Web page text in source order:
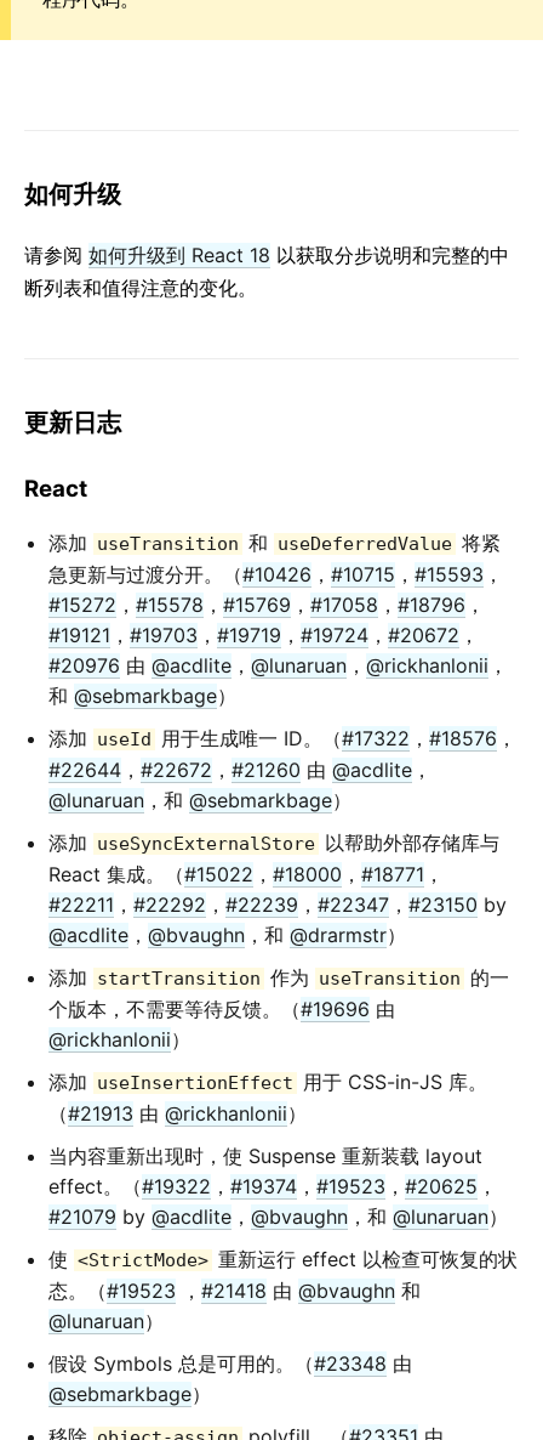
如何升级
请参阅 如何升级到 React 18 以获取分步说明和完整的中
断列表和值得注意的变化。
更新日志
React
添加 useTransition 和 useDeferredValue 将紧
急更新与过渡分开。（#10426 ， #10715 ， #15593 ，
#15272 ， #15578 ， #15769 ， #17058 ， #18796 ，
#19121 ， #19703 ， #19719 ， #19724 ， #20672 ，
#20976 由 @acdlite ， @lunaruan ， @rickhanlonii ，
和 @sebmarkbage）
添加 useId 用于生成唯一 ID。（#17322 ， #18576 ，
#22644 ， #22672 ， #21260 由 @acdlite ，
@lunaruan ，和 @sebmarkbage）
添加 useSyncExternalStore 以帮助外部存储库与
React 集成。（#15022 ， #18000 ， #18771 ，
#22211 ， #22292 ， #22239 ， #22347 ， #23150 by
@acdlite ， @bvaughn ，和 @drarmstr）
添加 startTransition 作为 useTransition 的一
个版本，不需要等待反馈。（#19696 由
@rickhanlonii）
添加 useInsertionEffect 用于 CSS-in-JS 库。
（#21913 由 @rickhanlonii）
当内容重新出现时，使 Suspense 重新装载 layout
effect。（#19322 ， #19374 ， #19523 ， #20625 ，
#21079 by @acdlite ， @bvaughn ，和 @lunaruan）
使 <StrictMode> 重新运行 effect 以检查可恢复的状
态。（#19523 ， #21418 由 @bvaughn 和
@lunaruan）
假设 Symbols 总是可用的。（#23348 由
@sebmarkbage）